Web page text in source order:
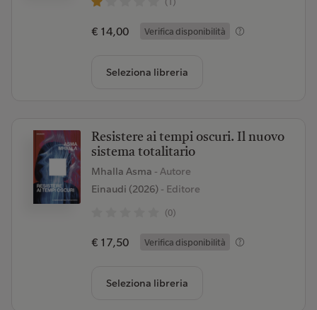
€ 14,00 Verifica disponibilità
Seleziona libreria
Resistere ai tempi oscuri. Il nuovo
sistema totalitario
Mhalla Asma - Autore
Einaudi (2026)- Editore
(0)
€ 17,50 Verifica disponibilità
Seleziona libreria